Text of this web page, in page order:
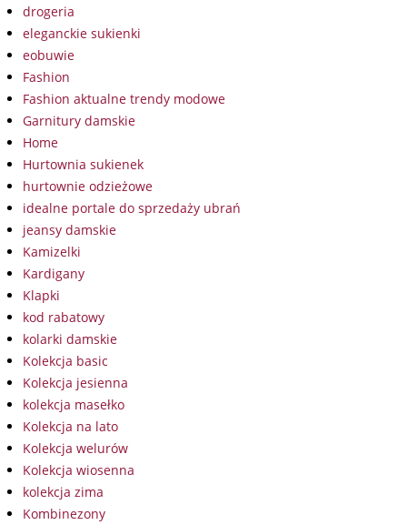
drogeria
eleganckie sukienki
eobuwie
Fashion
Fashion aktualne trendy modowe
Garnitury damskie
Home
Hurtownia sukienek
hurtownie odzieżowe
idealne portale do sprzedaży ubrań
jeansy damskie
Kamizelki
Kardigany
Klapki
kod rabatowy
kolarki damskie
Kolekcja basic
Kolekcja jesienna
kolekcja masełko
Kolekcja na lato
Kolekcja welurów
Kolekcja wiosenna
kolekcja zima
Kombinezony